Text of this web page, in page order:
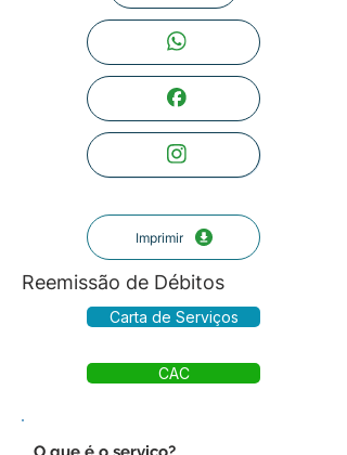
Imprimir
Reemissão de Débitos
Carta de Serviços
CAC